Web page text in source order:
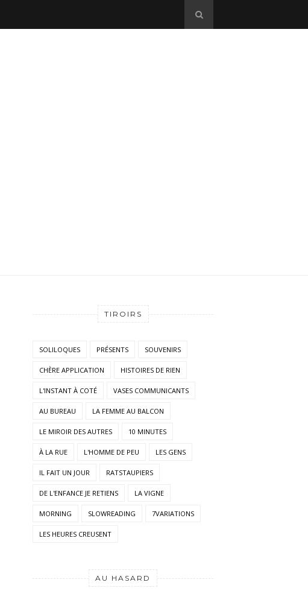
TIROIRS
SOLILOQUES PRÉSENTS SOUVENIRS
CHÈRE APPLICATION HISTOIRES DE RIEN
L'INSTANT À COTÉ VASES COMMUNICANTS
AU BUREAU LA FEMME AU BALCON
LE MIROIR DES AUTRES 10 MINUTES
À LA RUE L'HOMME DE PEU LES GENS
IL FAIT UN JOUR RATSTAUPIERS
DE L'ENFANCE JE RETIENS LA VIGNE
MORNING SLOWREADING 7VARIATIONS
LES HEURES CREUSENT
AU HASARD